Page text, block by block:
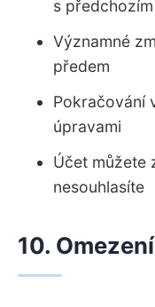
s
Významné
předem
Pokračování
úpravami
Účet můžete
nesouhlasíte
10.